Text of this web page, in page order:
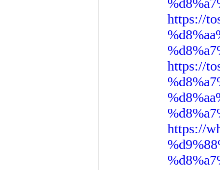
https://
https://
https://